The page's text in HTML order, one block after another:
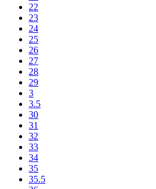
22
23
24
25
26
27
28
29
3
3.5
30
31
32
33
34
35
35.5